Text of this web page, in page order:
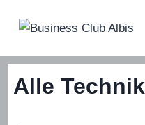
Inhalt
Alle Technik